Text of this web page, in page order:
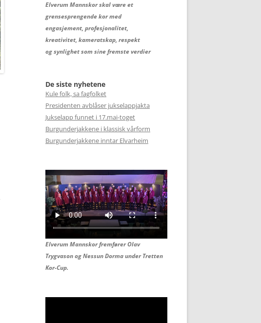
Elverum Mannskor skal være et
grensesprengende kor med
engasjement, profesjonalitet,
kreativitet, kameratskap, respekt
og synlighet som sine fremste verdier
De siste nyhetene
Kule folk, sa fagfolket
Presidenten avblåser jukselappjakta
Jukselapp funnet i 17.mai-toget
Burgunderjakkene i klassisk vårform
Burgunderjakkene inntar Elvarheim
Elverum Mannskor fremfører Olav
Trygvason ogNessun Dorma under Tretten
Kor-Cup.